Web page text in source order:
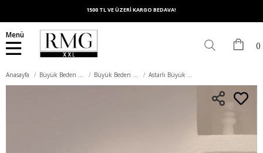
1500 TL VE ÜZERİ KARGO BEDAVA!
Menü
Anasayfa Büyük Beden Üst Giyim Büyük Beden Bluz Astarlı Büyük Beden Şifon Bluz Lacivert